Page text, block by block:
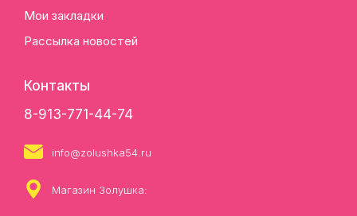
Мои закладки
Рассылка новостей
Контакты
8-913-771-44-74
info@zolushka54.ru
Магазин Золушка: